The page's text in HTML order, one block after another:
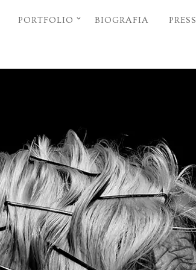
PORTFOLIO BIOGRAFIA PRESS